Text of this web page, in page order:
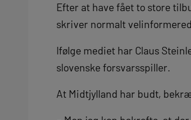
Efter at have fået to store
skriver normalt
Ifølge mediet har Claus
slovenske forsvarsspiller.
At Midtjylland har budt,